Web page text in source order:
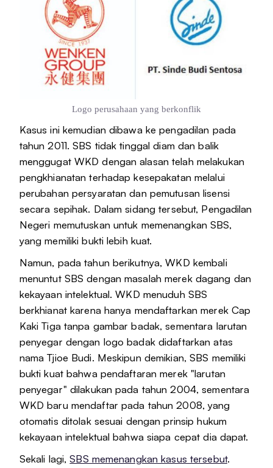
Logo perusahaan yang berkonflik
Kasus ini kemudian dibawa ke pengadilan pada
tahun 2011. SBS tidak tinggal diam dan balik
menggugat WKD dengan alasan telah melakukan
pengkhianatan terhadap kesepakatan melalui
perubahan persyaratan dan pemutusan lisensi
secara sepihak. Dalam sidang tersebut, Pengadilan
Negeri memutuskan untuk memenangkan SBS,
yang memiliki bukti lebih kuat.
Namun, pada tahun berikutnya, WKD kembali
menuntut SBS dengan masalah merek dagang dan
kekayaan intelektual. WKD menuduh SBS
berkhianat karena hanya mendaftarkan merek Cap
Kaki Tiga tanpa gambar badak, sementara larutan
penyegar dengan logo badak didaftarkan atas
nama Tjioe Budi. Meskipun demikian, SBS memiliki
bukti kuat bahwa pendaftaran merek "larutan
penyegar" dilakukan pada tahun 2004, sementara
WKD baru mendaftar pada tahun 2008, yang
otomatis ditolak sesuai dengan prinsip hukum
kekayaan intelektual bahwa siapa cepat dia dapat.
Sekali lagi,SBS memenangkan kasus tersebut.